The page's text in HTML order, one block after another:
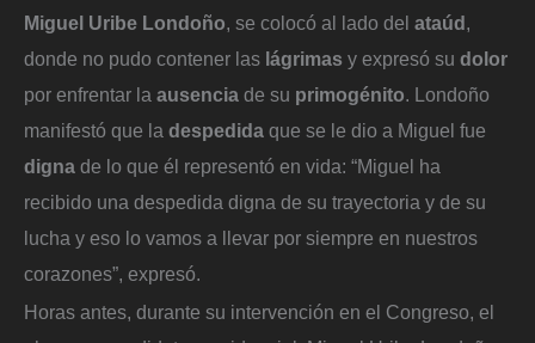
Miguel Uribe Londoño, se colocó al lado del ataúd ,
donde no pudo contener las lágrimas y expresó su dolor
por enfrentar la ausencia de su primogénito. Londoño
manifestó que la despedida que se le dio a Miguel fue
digna de lo que él representó en vida: “Miguel ha
recibido una despedida digna de su trayectoria y de su
lucha y eso lo vamos a llevar por siempre en nuestros
corazones”, expresó.
Horas antes, durante su intervención en el Congreso, el